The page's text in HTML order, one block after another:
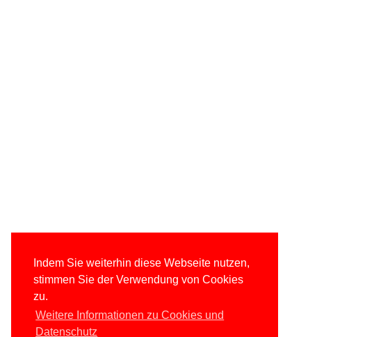
Indem Sie weiterhin diese Webseite nutzen,
stimmen Sie der Verwendung von Cookies
zu.
Weitere Informationen zu Cookies und
Datenschutz